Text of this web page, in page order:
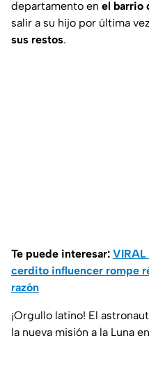
departamento en el barrio
salir a su hijo por última
sus restos.
Te puede interesar: VIRAL
cerdito influencer rompe
razón
¡Orgullo latino! El
la nueva misión a la Luna